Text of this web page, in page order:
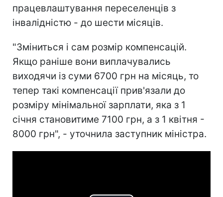
працевлаштування переселенців з
інвалідністю - до шести місяців.
"Зміниться і сам розмір компенсацій.
Якщо раніше вони виплачувались
виходячи із суми 6700 грн на місяць, то
тепер такі компенсації прив'язали до
розміру мінімальної зарплати, яка з 1
січня становитиме 7100 грн, а з 1 квітня -
8000 грн", - уточнила заступник міністра.